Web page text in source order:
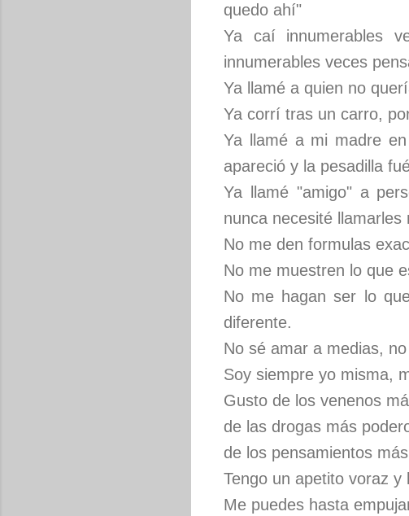
quedo ahí"
Ya caí innumerables
innumerables veces
Ya llamé a quien no
Ya corrí tras un carro,
Ya llamé a mi madre
apareció y la pesadilla
Ya llamé "amigo" a
nunca necesité
No me den formulas
No me muestren lo que
No me hagan ser lo
diferente.
No sé amar a medias,
Soy siempre yo misma,
Gusto de los venenos
de las drogas más
de los pensamientos
Tengo un apetito voraz y
Me puedes hasta